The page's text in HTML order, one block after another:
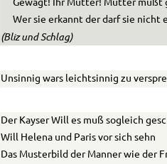
Gewagt! Ihr Mütter! Mütter müßt
Wer sie erkannt der darf sie nicht
(Bliz und Schlag)
Unsinnig wars leichtsinnig zu
Der Kayser Will es muß sogleich
Will Helena und Paris vor sich sehn
Das Musterbild der Manner wie der F